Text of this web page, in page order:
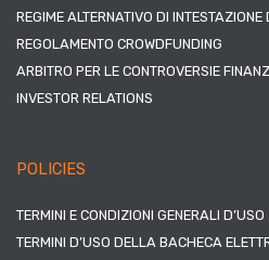
REGIME ALTERNATIVO DI INTESTAZIONE
REGOLAMENTO CROWDFUNDING
ARBITRO PER LE CONTROVERSIE
INVESTOR RELATIONS
POLICIES
TERMINI E CONDIZIONI GENERALI D’USO
TERMINI D’USO DELLA BACHECA